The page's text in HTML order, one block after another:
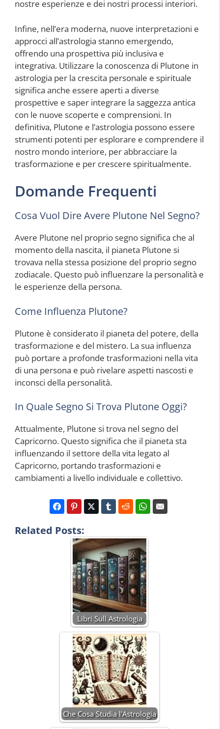
nostre esperienze e dei nostri processi interiori.
Infine, nell’era moderna, nuove interpretazioni e
approcci all’astrologia stanno emergendo,
offrendo una prospettiva più inclusiva e
integrativa. Utilizzare la conoscenza di Plutone in
astrologia per la crescita personale e spirituale
significa anche essere aperti a diverse
prospettive e saper integrare la saggezza antica
con le nuove scoperte e comprensioni. In
definitiva, Plutone e l’astrologia possono essere
strumenti potenti per esplorare e comprendere il
nostro mondo interiore, per abbracciare la
trasformazione e per crescere spiritualmente.
Domande Frequenti
Cosa Vuol Dire Avere Plutone Nel Segno?
Avere Plutone nel proprio segno significa che al
momento della nascita, il pianeta Plutone si
trovava nella stessa posizione del proprio segno
zodiacale. Questo può influenzare la personalità e
le esperienze della persona.
Come Influenza Plutone?
Plutone è considerato il pianeta del potere, della
trasformazione e del mistero. La sua influenza
può portare a profonde trasformazioni nella vita
di una persona e può rivelare aspetti nascosti e
inconsci della personalità.
In Quale Segno Si Trova Plutone Oggi?
Attualmente, Plutone si trova nel segno del
Capricorno. Questo significa che il pianeta sta
influenzando il settore della vita legato al
Capricorno, portando trasformazioni e
cambiamenti a livello individuale e collettivo.
Related Posts:
Libri Sull Astrologia
Che Cosa Studia l'Astrologia